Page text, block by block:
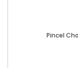
Pincel